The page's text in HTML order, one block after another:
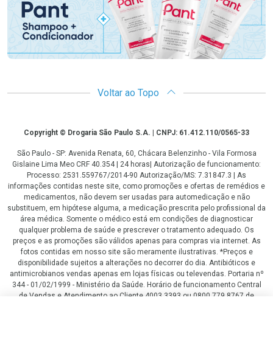
Voltar ao Topo
CopyrightCopyright © Drogaria São Paulo S.A. | CNPJ: 61.412.110/0565-33
São Paulo - SP: Avenida Renata, 60, Chácara Belenzinho - Vila Formosa
Gislaine Lima Meo CRF 40.354 | 24 horas| Autorização de funcionamento:
Processo: 2531.559767/2014-90 Autorização/MS: 7.31847.3 | As
informações contidas neste site, como promoções e ofertas de remédios e
medicamentos, não devem ser usadas para automedicação e não
substituem, em hipótese alguma, a medicação prescrita pelo profissional da
área médica. Somente o médico está em condições de diagnosticar
qualquer problema de saúde e prescrever o tratamento adequado. Os
preços e as promoções são válidos apenas para compras via internet. As
fotos contidas em nosso site são meramente ilustrativas. *Preços e
disponibilidade sujeitos a alterações no decorrer do dia. Antibióticos e
antimicrobianos vendas apenas em lojas físicas ou televendas. Portaria nº
344 - 01/02/1999 - Ministério da Saúde. Horário de funcionamento Central
de Vendas e Atendimento ao Cliente 4003 3393 ou 0800 779 8767 de